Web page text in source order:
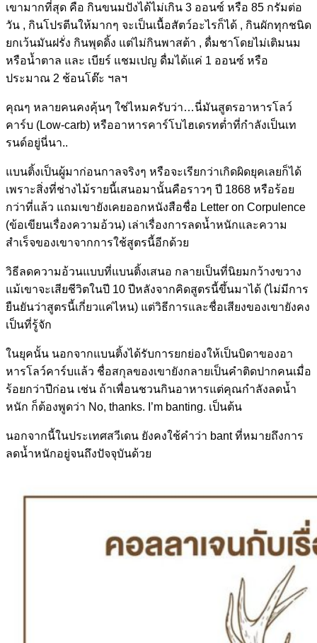
เขามากที่สุด คือ กินขนมปังได้ไม่เกิน 3 ออนซ์ หรือ 85 กรัมต่อ
วัน , กินโปรตีนให้มากๆ จะเป็นเนื้อสัตว์อะไรก็ได้ , กินผักทุกชนิด
ยกเว้นมันฝรั่ง กินพุดดิ้ง แต่ไม่กินพาสต้า , ดื่มชาโดยไม่เติมนม
หรือน้ำตาล และ เบียร์ แชมเปญ ดื่มได้แค่ 1 ออนซ์ หรือ
ประมาณ 2 ช้อนโต๊ะ ฯลฯ
คุณๆ หลายคนคงคุ้นๆ ใช่ไหมครับว่า…นี่มันสูตรอาหารโลว์
คาร์บ (Low-carb) หรืออาหารคาร์โบไฮเดรทต่ำที่กำลังเป็นเท
รนด์อยู่นี่นา..
แบนติ้งเป็นผู้มาก่อนกาลจริงๆ หรือจะเรียกว่าเกิดผิดยุคเลยก็ได้
เพราะสิ่งที่ช่างไม้รายนี้เสนอมานั้นคือราวๆ ปี 1868 หรือร้อย
กว่าที่แล้ว แถมเขายังเคยออกหนังสือชื่อ Letter on Corpulence
(ข้อเขียนเรื่องความอ้วน) เล่าเรื่องการลดน้ำหนักและความ
สำเร็จของเขาจากการใช้สูตรนี้อีกด้วย
วิธีลดความอ้วนแบบที่แบนติ้งเสนอ กลายเป็นที่นิยมกว้างขวาง
แม้เขาจะเสียชีวิตในปี 10 ปีหลังจากคิดสูตรนี้ขึ้นมาได้ (ไม่มีการ
ยืนยันว่าสูตรนี้เกี่ยวแค่ไหน) แต่วิธีการและชื่อเสียงของเขายังคง
เป็นที่รู้จัก
ในยุคนั้น นอกจากแบนติ้งได้รับการยกย่องให้เป็นบิดาของอา
หารโลว์คาร์บแล้ว ชื่อสกุลของเขายังกลายเป็นคำติดปากคนเมื่อ
ร้อยกว่าปีก่อน เช่น ถ้าเพื่อนชวนกินอาหารแต่คุณกำลังลดน้ำ
หนัก ก็ต้องพูดว่า No, thanks. I’m banting. เป็นต้น
นอกจากนี้ในประเทศสวีเดน ยังคงใช้คำว่า bant ที่หมายถึงการ
ลดน้ำหนักอยู่จนถึงปัจจุบันด้วย